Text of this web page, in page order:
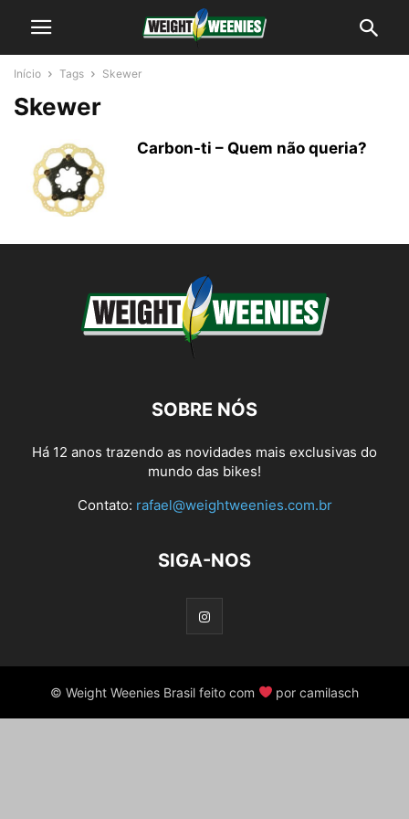
Início Tags Skewer
Skewer
Carbon-ti – Quem não queria?
SOBRE NÓS
Há 12 anos trazendo as novidades mais exclusivas do
mundo das bikes!
Contato: rafael@weightweenies.com.br
SIGA-NOS
© Weight Weenies Brasil feito com por camilasch